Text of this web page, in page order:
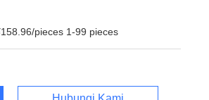
pieces 1-99 pieces